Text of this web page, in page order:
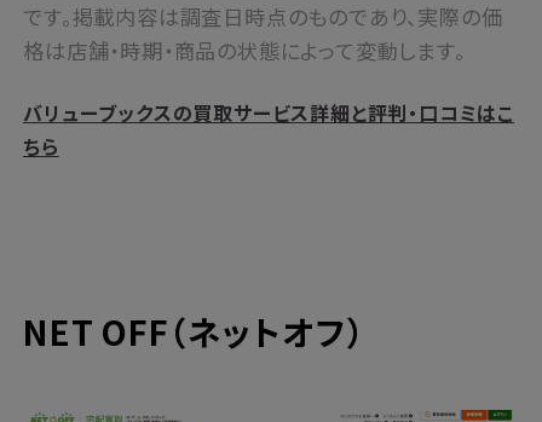
です。掲載内容は調査日時点のものであり、実際の価
格は店舗・時期・商品の状態によって変動します。
バリューブックスの買取サービス詳細と評判・口コミはこ
ちら
NET OFF（ネットオフ）